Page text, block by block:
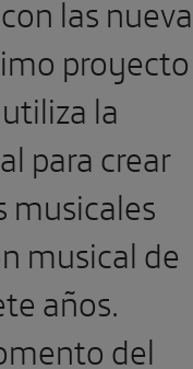
las
proyecto
la
para crear
musicales
musical de
años.
del